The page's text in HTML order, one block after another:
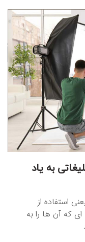
به یاد
استفاده از
که آن‌ ها را به